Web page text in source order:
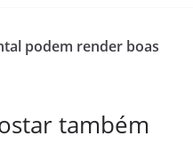
podem render boas
também